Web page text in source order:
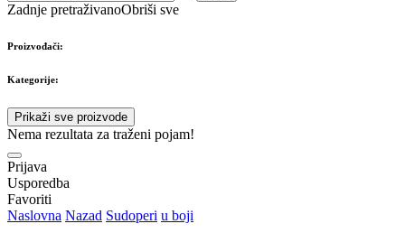
Zadnje pretraživanoObriši sve
Proizvođači:
Kategorije:
Prikaži sve proizvode
Nema rezultata za traženi pojam!
Prijava
Usporedba
Favoriti
Naslovna Nazad Sudoperi u boji